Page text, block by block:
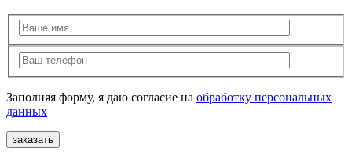
Заполняя форму, я даю согласие на обработку персональных
данных